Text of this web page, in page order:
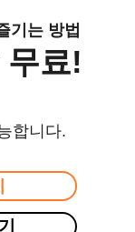
기는 방법
료!
합니다.